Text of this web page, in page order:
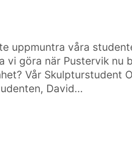
uppmuntra våra
vi göra när Pustervik nu
Vår Skulpturstudent
David…